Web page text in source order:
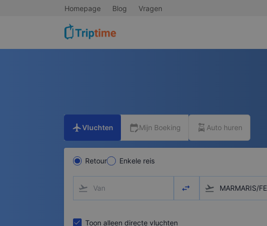
Homepage Blog Vragen
flightVluchten edit_calendarMijn Boeking car_rental Auto huren
Retour Enkele reis
flight_takeoff swap_horizontal
flight_takeoff
Toon alleen directe vluchten